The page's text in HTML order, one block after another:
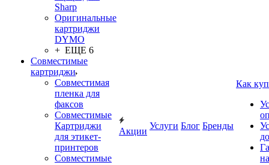
Sharp
Оригинальные
картриджи
DYMO
+ ЕЩЕ 6
Совместимые
картриджи
Совместимая
пленка для
факсов
Совместимые
Картриджи
для этикет-
принтеров
Совместимые
Акции
Услуги Блог Бренды
Как